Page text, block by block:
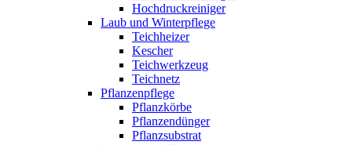
Hochdruckreiniger
Laub und Winterpflege
Teichheizer
Kescher
Teichwerkzeug
Teichnetz
Pflanzenpflege
Pflanzkörbe
Pflanzendünger
Pflanzsubstrat